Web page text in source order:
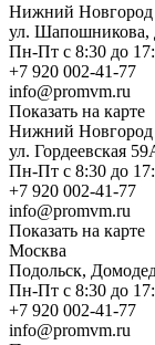
Нижний Новгород
ул. Шапошникова,
Пн-Пт с 8:30 до
+7 920 002-41-77
info@promvm.ru
Показать на карте
Нижний Новгород
ул. Гордеевская
Пн-Пт с 8:30 до
+7 920 002-41-77
info@promvm.ru
Показать на карте
Москва
Подольск,
Пн-Пт с 8:30 до
+7 920 002-41-77
info@promvm.ru